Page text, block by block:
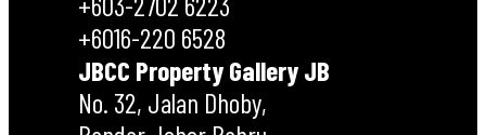
+6016-220 6528
JBCC Property Gallery JB
No. 32, Jalan Dhoby,